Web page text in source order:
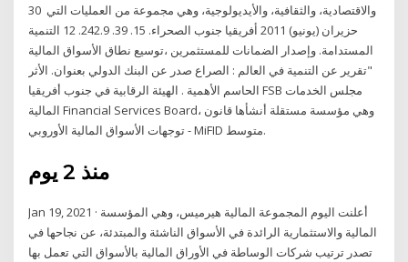
والاقتصادية، والثقافية، والأيديولوجية، وهي مجموعة من العمليات التي 30
حزيران (يونيو) 2011 ﺃﻓﺮﻳﻘﻴﺎ ﺟﻨﻮﺏ ﺍﻟﺼﺤﺮﺍﺀ. 15. 39. 242.9. 12 ﺍﻟﺘﻨﻤﻴﺔ
ﺍﻟﻤﺴﺘﺪﺍﻣﺔ. ﻭﺇﺻﺪﺍﺭ ﺍﻟﻀﻤﺎﻧﺎﺕ ﻟﻠﻤﺴﺘﺜﻤﺮﻳﻦ ،ﺗﻮﺳﻴﻊ ﻧﻄﺎﻕ ﺍﻷﺳﻮﺍﻕ ﺍﻟﻤﺎﻟﻴﺔ
"ﺗﻘﺮﻳﺮ ﻋﻦ ﺍﻟﺘﻨﻤﻴﺔ ﻓﻲ ﺍﻟﻌﺎﻟﻢ : ﺍﻟﺼﺮﺍﻉ ﺻﺪﺭ ﻋﻦ ﺍﻟﺒﻨﻚ ﺍﻟﺪﻭﻟﻲ ﺑﻌﻨﻮﺍﻥ. ﺍﻷﺛﺮ
ﺍﻟﺤﺎﺳﻢ ﺍﻷﻫﻤﻴﺔ . الهيئة الرقابية في جنوب أفريقيا FSB مجلس الخدمات
المالية Financial Services Board، وهي مؤسسة مستقلة أنشأها قانون
توجهات الأسواق المالية الأوروبي - MiFID متوسط.
منذ 2 يوم
Jan 19, 2021 · أعلنت اليوم المجموعة المالية هيرميس، وهي المؤسسة
المالية والاستثمارية الرائدة في الأسواق الناشئة والمبتدئة، عن نجاحها في
تصدر ترتيب شركات الوساطة في الأوراق المالية بالأسواق التي تعمل بها